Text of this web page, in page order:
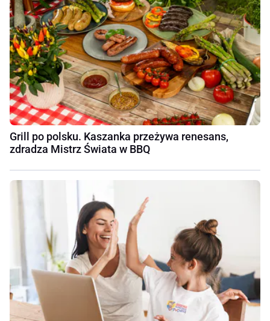
Grill po polsku. Kaszanka przeżywa renesans,
zdradza Mistrz Świata w BBQ